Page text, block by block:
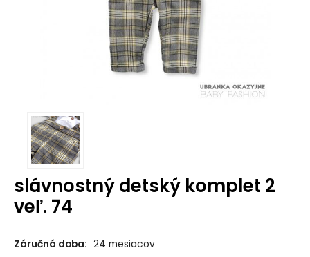
slávnostný detský komplet 2
veľ. 74
Záručná doba: 24 mesiacov